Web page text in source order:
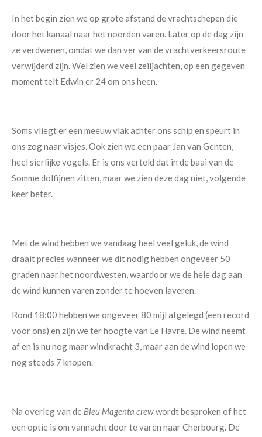
In het begin zien we op grote afstand de vrachtschepen die
door het kanaal naar het noorden varen. Later op de dag zijn
ze verdwenen, omdat we dan ver van de vrachtverkeersroute
verwijderd zijn. Wel zien we veel zeiljachten, op een gegeven
moment telt Edwin er 24 om ons heen.
Soms vliegt er een meeuw vlak achter ons schip en speurt in
ons zog naar visjes. Ook zien we een paar Jan van Genten,
heel sierlijke vogels. Er is ons verteld dat in de baai van de
Somme dolfijnen zitten, maar we zien deze dag niet, volgende
keer beter.
Met de wind hebben we vandaag heel veel geluk, de wind
draait precies wanneer we dit nodig hebben ongeveer 50
graden naar het noordwesten, waardoor we de hele dag aan
de wind kunnen varen zonder te hoeven laveren.
Rond 18:00 hebben we ongeveer 80 mijl afgelegd (een record
voor ons) en zijn we ter hoogte van Le Havre. De wind neemt
af en is nu nog maar windkracht 3, maar aan de wind lopen we
nog steeds 7 knopen.
Na overleg van de Bleu Magenta crewwordt besproken of het
een optie is om vannacht door te varen naar Cherbourg. De